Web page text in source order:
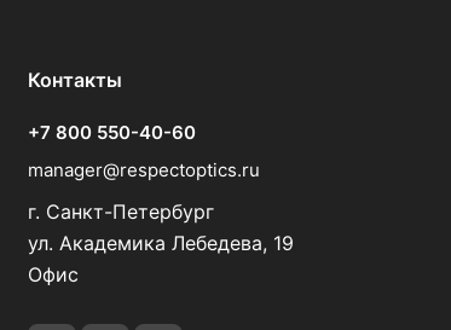
Контакты
+7 800 550-40-60
manager@respectoptics.ru
г. Санкт-Петербург
ул. Академика Лебедева, 19
Офис